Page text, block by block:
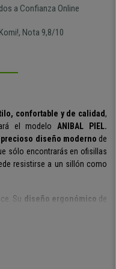
a Confianza Online
Nota 9,8/10
confortable y de calidad,
el modelo ANIBAL PIEL.
diseño moderno de
sólo encontrarás en ofisillas
resistirse a un sillón como
Su diseño ergonómico de